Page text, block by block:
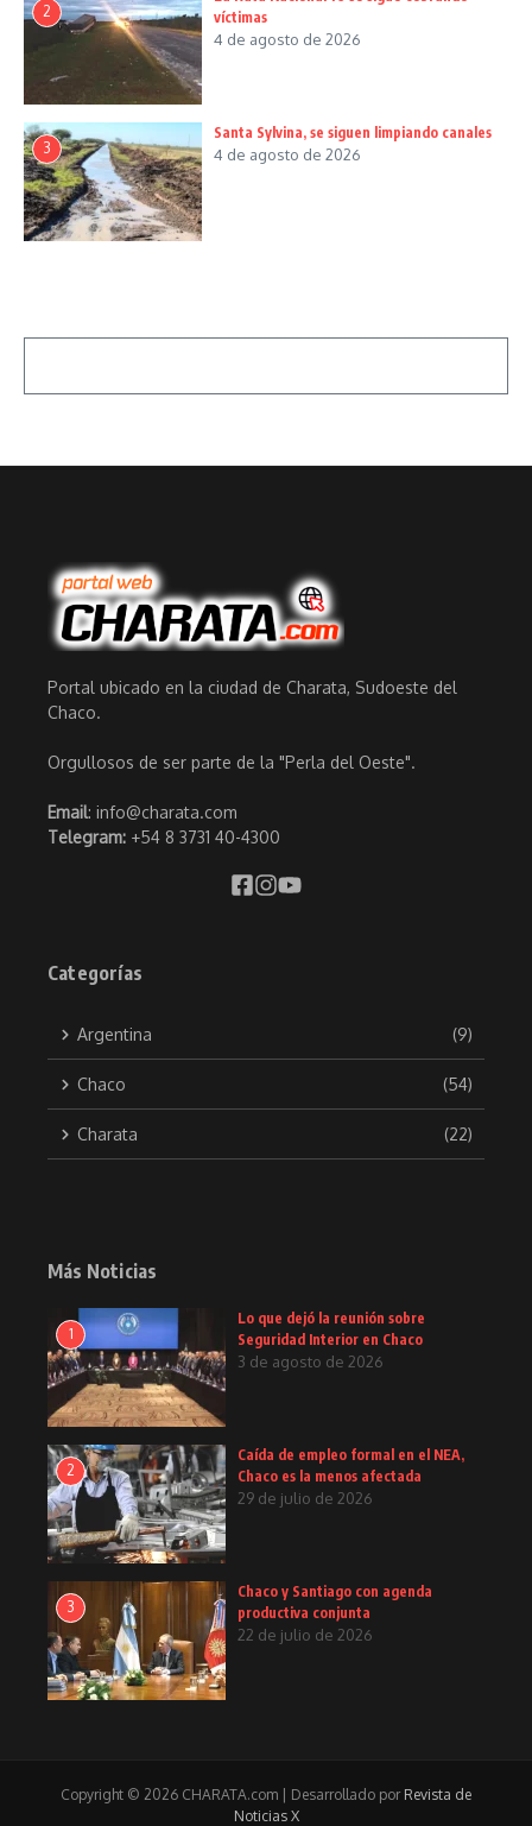
2
víctimas
4 de agosto de 2026
3
Santa Sylvina, se siguen limpiando canales
4 de agosto de 2026
Portal ubicado en la ciudad de Charata, Sudoeste del
Chaco.
Orgullosos de ser parte de la "Perla del Oeste".
Email: info@charata.com
Telegram: +54 8 3731 40-4300
Categorías
Argentina (9)
Chaco (54)
Charata (22)
Más Noticias
1
Lo que dejó la reunión sobre
Seguridad Interior en Chaco
3 de agosto de 2026
2
Caída de empleo formal en el NEA,
Chaco es la menos afectada
29 de julio de 2026
3
Chaco y Santiago con agenda
productiva conjunta
22 de julio de 2026
Copyright © 2026 CHARATA.com | Desarrollado por Revista de
Noticias X